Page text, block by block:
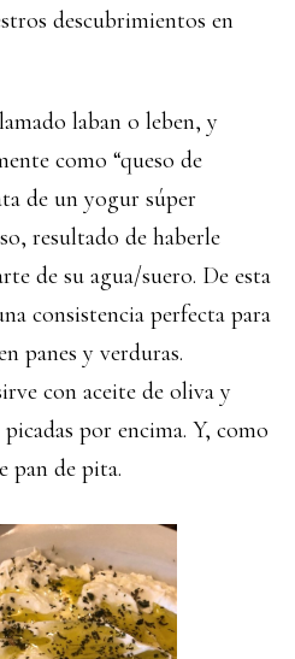
descubrimientos en
laban o leben, y
como “queso de
de un yogur súper
resultado de haberle
de su agua/suero. De esta
consistencia perfecta para
panes y verduras.
con aceite de oliva y
por encima. Y, como
pan de pita.